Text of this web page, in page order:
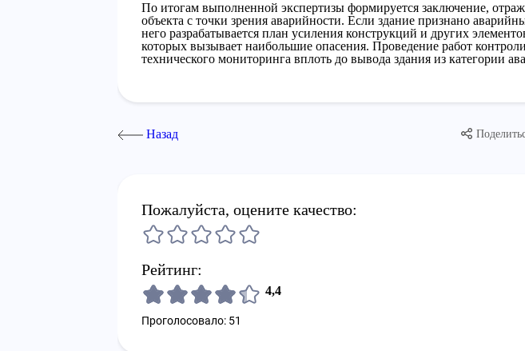
По итогам выполненной экспертизы формируется заключение,
объекта с точки зрения аварийности. Если здание признано
него разрабатывается план усиления конструкций и других
которых вызывает наибольшие опасения. Проведение работ
технического мониторинга вплоть до вывода здания из категории
Назад
Пожалуйста, оцените качество:
Рейтинг:
4,4
Проголосовало: 51